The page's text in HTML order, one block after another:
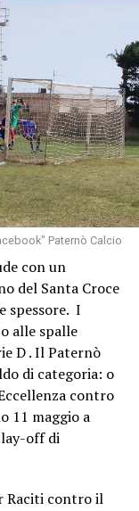
Paternò Calcio
con un
del Santa Croce
spessore. I
alle spalle
D . Il Paternò
di categoria: o
contro
11 maggio a
off di
Raciti contro il